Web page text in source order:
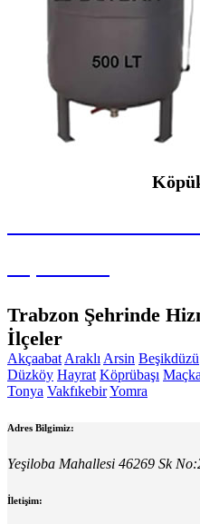
Trabzon Şehrinde
İlçeler
Akçaabat Araklı Arsin Beşikdüzü
Düzköy Hayrat Köprübaşı Maçka
Tonya VakfıkebirYomra
Adres Bilgimiz:
Yeşiloba Mahallesi 46269 Sk
İletişim: